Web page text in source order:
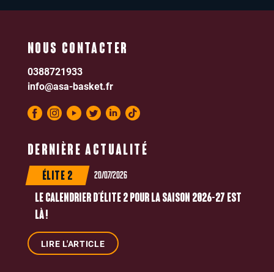
DERNIÈRE ACTUALITÉ
ÉLITE 2 20/07/2026
LE CALENDRIER D’ÉLITE 2 POUR LA SAISON 2026-27 EST
LÀ !
LIRE L'ARTICLE
NOUS CONTACTER
0388721933
info@asa-basket.fr